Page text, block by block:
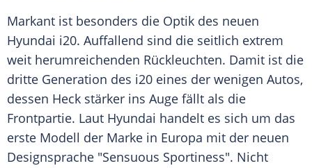
Markant ist besonders die Optik des neuen
Hyundai i20. Auffallend sind die seitlich extrem
weit herumreichenden Rückleuchten. Damit ist die
dritte Generation des i20 eines der wenigen Autos,
dessen Heck stärker ins Auge fällt als die
Frontpartie. Laut Hyundai handelt es sich um das
erste Modell der Marke in Europa mit der neuen
Designsprache "Sensuous Sportiness". Nicht